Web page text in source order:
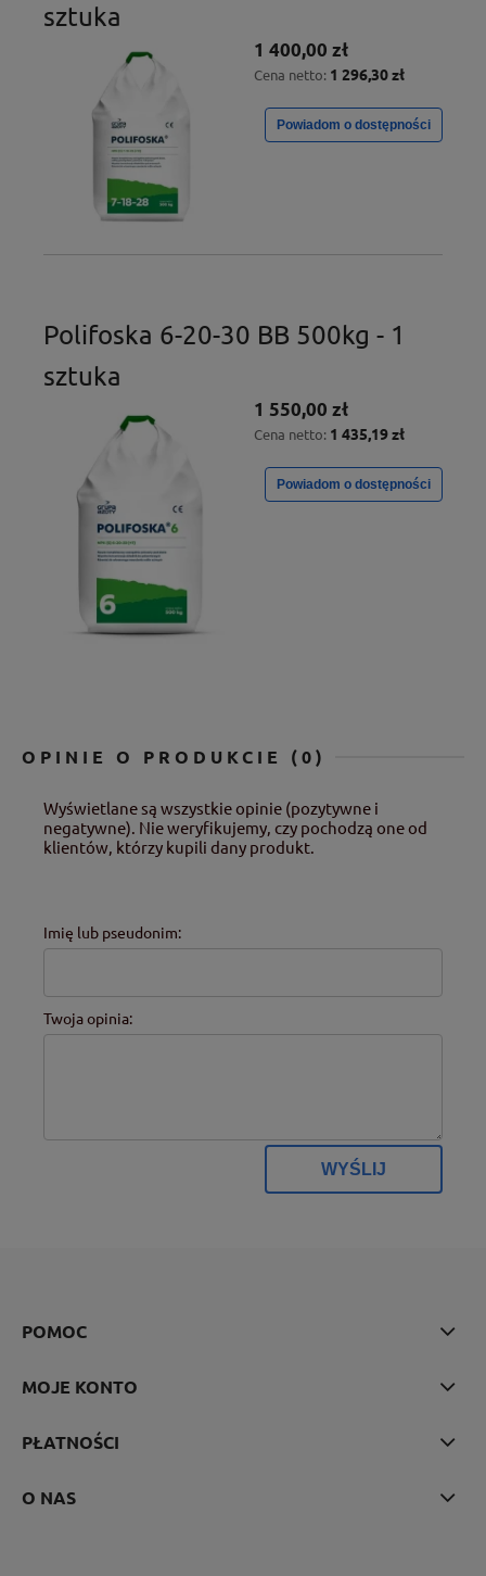
sztuka
1 400,00 zł
Cena netto: 1 296,30 zł
Powiadom o dostępności
Polifoska 6-20-30 BB 500kg - 1
sztuka
1 550,00 zł
Cena netto: 1 435,19 zł
Powiadom o dostępności
OPINIE O PRODUKCIE (0)
Wyświetlane są wszystkie opinie (pozytywne i
negatywne). Nie weryfikujemy, czy pochodzą one od
klientów, którzy kupili dany produkt.
Imię lub pseudonim:
Twoja opinia:
WYŚLIJ
POMOC
MOJE KONTO
PŁATNOŚCI
O NAS